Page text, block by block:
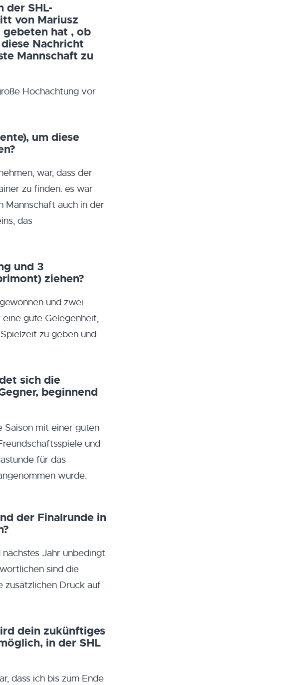
der SHL-
von Mariusz
hat , ob
Nachricht
Mannschaft zu
Hochachtung vor
um diese
war, dass der
zu finden. es war
Mannschaft auch in der
das
und 3
ziehen?
und zwei
gute Gelegenheit,
zu geben und
sich die
beginnend
Saison mit einer guten
und
für das
wurde.
der Finalrunde in
Jahr unbedingt
sind die
zusätzlichen Druck auf
dein zukünftiges
in der SHL
dass ich bis zum Ende